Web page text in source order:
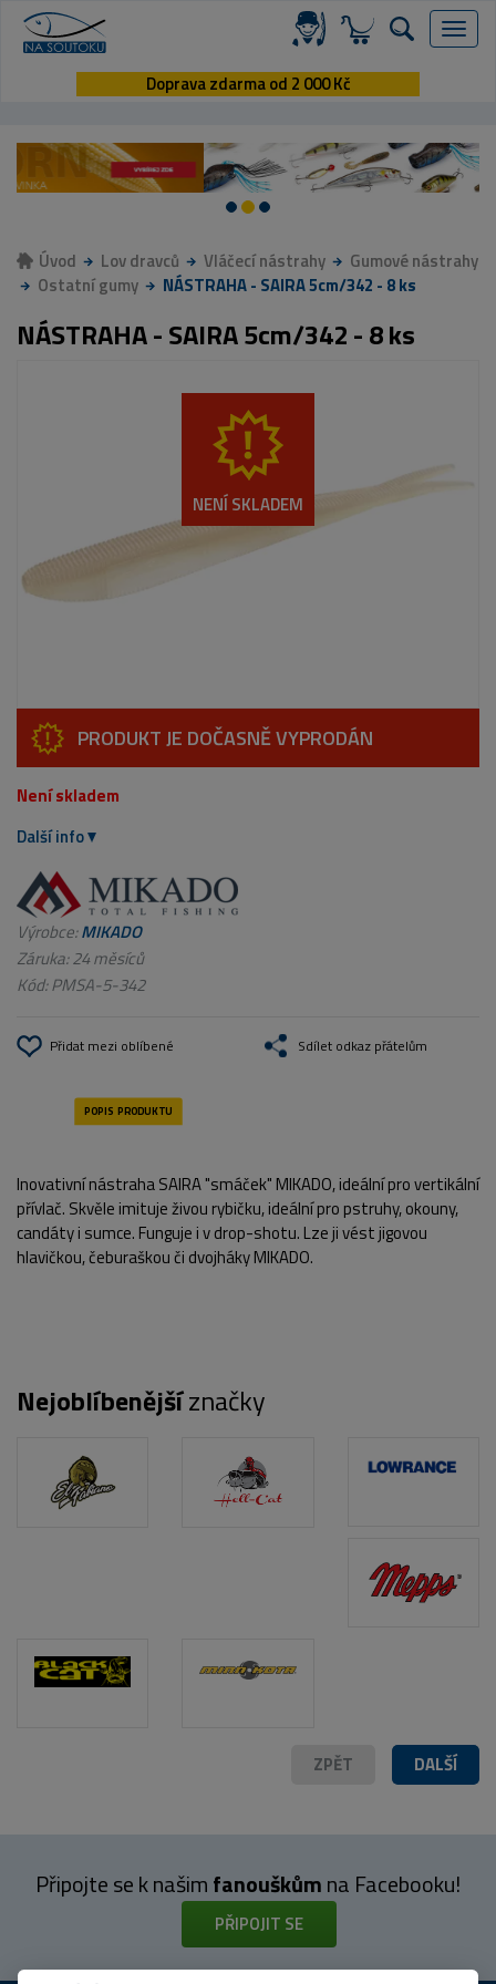
Menu
Doprava zdarma od 2 000 Kč
Úvod Lov dravců Vláčecí nástrahy
Gumové nástrahy
Ostatní gumy
NÁSTRAHA - SAIRA 5cm/342 - 8 ks
NÁSTRAHA - SAIRA 5cm/342 - 8 ks
NENÍ SKLADEM
PRODUKT JE DOČASNĚ VYPRODÁN
Není skladem
Další info
Výrobce:MIKADO
Záruka: 24 měsíců
Kód:PMSA-5-342
Přidat mezi oblíbené Sdílet odkaz přátelům
POPIS PRODUKTU
Inovativní nástraha SAIRA "smáček" MIKADO, ideální pro vertikální
přívlač. Skvěle imituje živou rybičku, ideální pro pstruhy, okouny,
candáty i sumce. Funguje i v drop-shotu. Lze ji vést jigovou
hlavičkou, čeburaškou či dvojháky MIKADO.
Nejoblíbenějšíznačky
DALŠÍ
ZPĚT
Připojte se k našimfanouškůmna Facebooku!
PŘIPOJIT SE